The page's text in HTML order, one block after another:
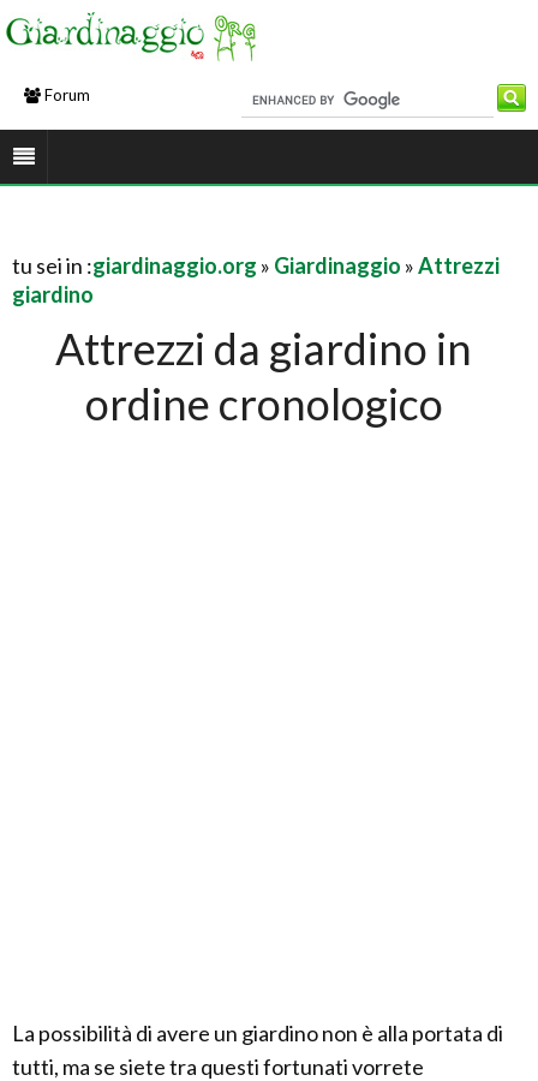
Forum
tu sei in :giardinaggio.org » Giardinaggio »Attrezzi
giardino
Attrezzi da giardino in
ordine cronologico
La possibilità di avere un giardino non è alla portata di
tutti, ma se siete tra questi fortunati vorrete